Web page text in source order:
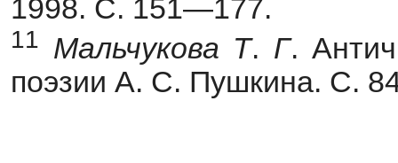
1998. С. 151—177.
11 Мальчукова Т. Г.
поэзии А. С. Пушкина. С.